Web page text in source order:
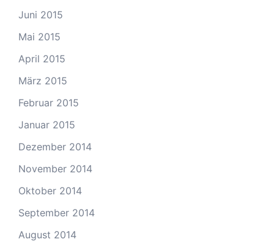
Juni 2015
Mai 2015
April 2015
März 2015
Februar 2015
Januar 2015
Dezember 2014
November 2014
Oktober 2014
September 2014
August 2014